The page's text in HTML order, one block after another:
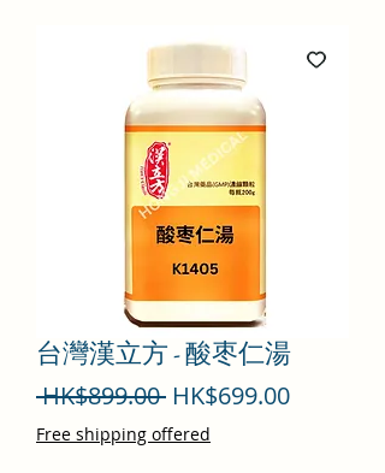
台灣漢立方 - 酸枣仁湯
HK$899.00 一
般
HK$699.00促
Free shipping offered